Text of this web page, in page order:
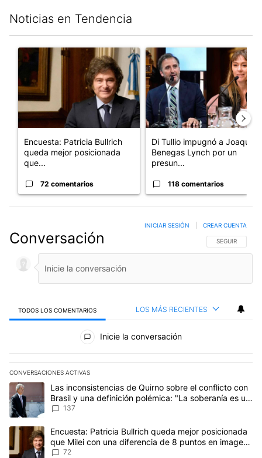
Noticias en Tendencia
Un artículo de tendencia con el título "Encuesta: Patricia
Encuesta: Patricia Bullrich
queda mejor posicionada
que...
72 comentarios
Un artículo de tendencia con
Di Tullio impugnó a Joaquín
Benegas Lynch por un
presun...
118 comentarios
Conversación SIGA ESTA
SEGUIR
INICIAR SESIÓN CREAR CUENTA
TODOS LOS COMENTARIOS LOS MÁS RECIENTES
Todos los comentarios
Inicie la conversación
CONVERSACIONES ACTIVAS
Este listado muestra los artículos con más comentarios en los
Un artículo de tendencia con el título "Las inconsistencias de
Las inconsistencias de Quirno sobre el conflicto con
Brasil y una definición polémica: "La soberanía es un
concepto antiguo"
137
Un artículo de tendencia con el título "Encuesta: Patricia
Encuesta: Patricia Bullrich queda mejor posicionada
que Milei con una diferencia de 8 puntos en imagen
negativa
72